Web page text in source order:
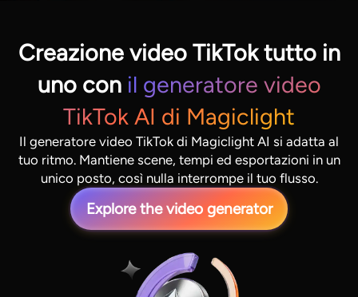
Creazione video TikTok tutto in
uno con il generatore video
TikTok AI di Magiclight
Il generatore video TikTok di Magiclight AI si adatta al
tuo ritmo. Mantiene scene, tempi ed esportazioni in un
unico posto, così nulla interrompe il tuo flusso.
Explore the video generator